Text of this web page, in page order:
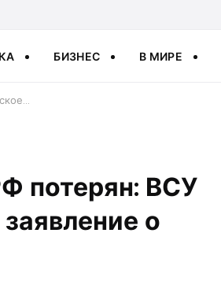
БИЗНЕС В МИРЕ
потерян: ВСУ
о